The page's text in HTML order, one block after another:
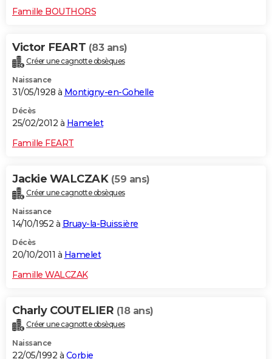
Famille BOUTHORS
Victor FEART (83 ans)
Créer une cagnotte obsèques
Naissance
31/05/1928 à Montigny-en-Gohelle
Décès
25/02/2012 à Hamelet
Famille FEART
Jackie WALCZAK (59 ans)
Créer une cagnotte obsèques
Naissance
14/10/1952 à Bruay-la-Buissière
Décès
20/10/2011 à Hamelet
Famille WALCZAK
Charly COUTELIER (18 ans)
Créer une cagnotte obsèques
Naissance
22/05/1992 à Corbie